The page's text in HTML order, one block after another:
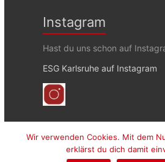
Instagram
Hast du uns schon auf
ESG Karlsruhe auf Instagram
Wir verwenden Cookies. Mit dem
erklärst du dich damit